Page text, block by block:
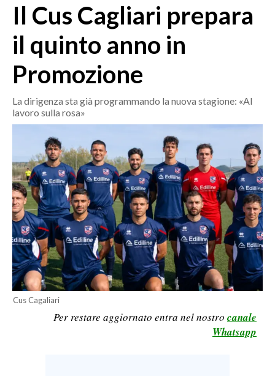
ORISTANO E PROVINCIA
GALLURA
NUORO E PROVINCIA
OGLIASTRA
AGENDA
ITALIA
MONDO
POLITICA
ECONOMIA
SERVIZI ALLE IMPRESE
LAVORO
BANDI
Il Cus Cagliari prepara
il quinto anno in
Promozione
La dirigenza sta già programmando la nuova stagione: «Al
lavoro sulla rosa»
Cus Cagaliari
Per restare aggiornato entra nel nostro canale
Whatsapp